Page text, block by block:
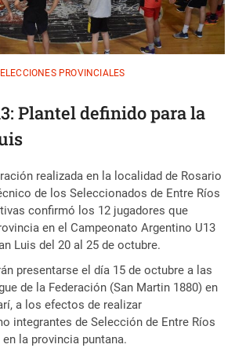
PROVINCIALES
Plantel definido para la
realizada en la localidad de Rosario
de los Seleccionados de Entre Ríos
confirmó los 12 jugadores que
en el Campeonato Argentino U13
Luis del 20 al 25 de octubre.
presentarse el día 15 de octubre a las
de la Federación (San Martin 1880) en
a los efectos de realizar
integrantes de Selección de Entre Ríos
la provincia puntana.